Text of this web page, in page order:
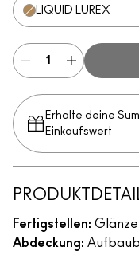
LIQUID LUREX
Erhalte deine
Einkaufswert​
Fertigstellen:
Abdeckung: